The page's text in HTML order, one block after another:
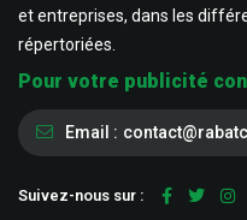
et entreprises, dans les
répertoriées.
Pour votre publicité
Email :
Suivez-nous sur :